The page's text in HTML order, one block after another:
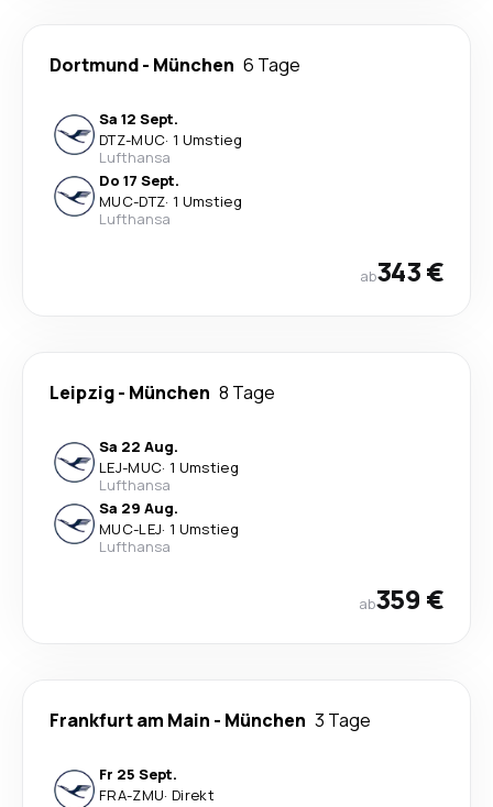
Dortmund- München 6 Tage
Sa 12 Sept.
DTZ-MUC· 1 Umstieg
Lufthansa
Do 17 Sept.
MUC-DTZ· 1 Umstieg
Lufthansa
ab343 €
Leipzig- München 8 Tage
Sa 22 Aug.
LEJ-MUC· 1 Umstieg
Lufthansa
Sa 29 Aug.
MUC-LEJ· 1 Umstieg
Lufthansa
ab359 €
Frankfurt am Main - München 3 Tage
Fr 25 Sept.
FRA-ZMU· Direkt